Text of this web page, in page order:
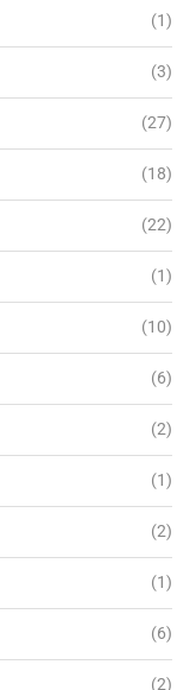
(1)
(3)
(27)
(18)
(22)
(1)
(10)
(6)
(2)
(1)
(2)
(1)
(6)
(2)